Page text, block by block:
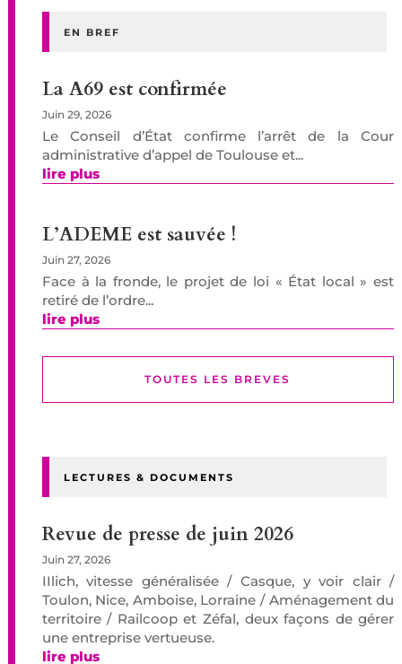
EN BREF
La A69 est confirmée
Juin 29, 2026
Le Conseil d’État confirme l’arrêt de la Cour
administrative d’appel de Toulouse et...
lire plus
L’ADEME est sauvée !
Juin 27, 2026
Face à la fronde, le projet de loi « État local » est
retiré de l’ordre...
lire plus
TOUTES LES BREVES
LECTURES & DOCUMENTS
Revue de presse de juin 2026
Juin 27, 2026
IIlich, vitesse généralisée / Casque, y voir clair /
Toulon, Nice, Amboise, Lorraine / Aménagement du
territoire / Railcoop et Zéfal, deux façons de gérer
une entreprise vertueuse.
lire plus